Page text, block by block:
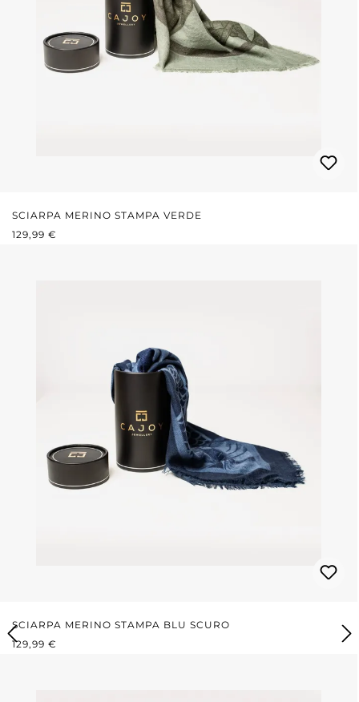
SCIARPA MERINO STAMPA VERDE
PREZZO NORMALE:
129,99 €
SCIARPA MERINO STAMPA BLU SCURO
PREZZO NORMALE:
129,99 €